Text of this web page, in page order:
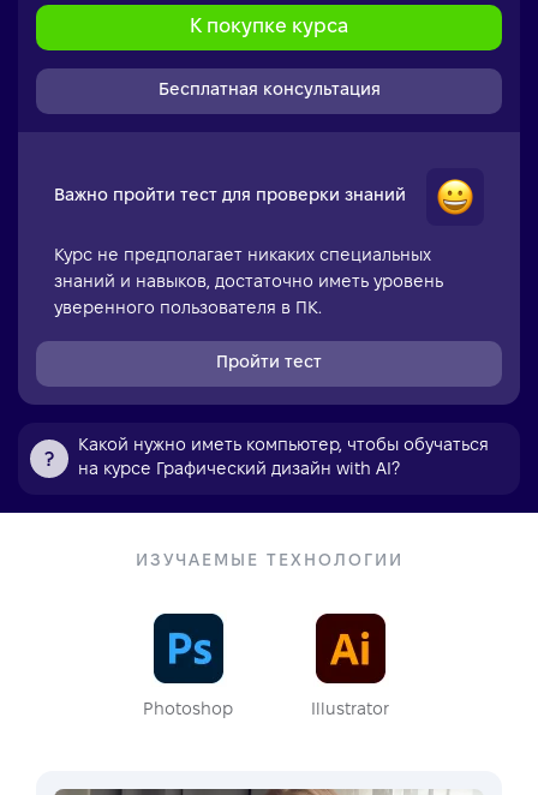
К покупке курса
Бесплатная консультация
Важно пройти тест для проверки знаний
Курс не предполагает никаких специальных
знаний и навыков, достаточно иметь уровень
уверенного пользователя в ПК.
Пройти тест
Какой нужно иметь компьютер, чтобы обучаться
на курсе Графический дизайн with AI?
ИЗУЧАЕМЫЕ ТЕХНОЛОГИИ
Photoshop Illustrator